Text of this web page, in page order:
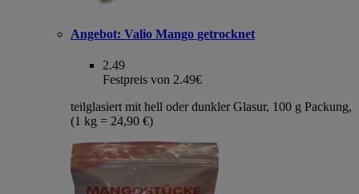
Angebot: Valio Mango getrocknet
2.49
Festpreis von 2.49€
teilglasiert mit hell oder dunkler Glasur, 100 g Packung,
(1 kg = 24,90 €)